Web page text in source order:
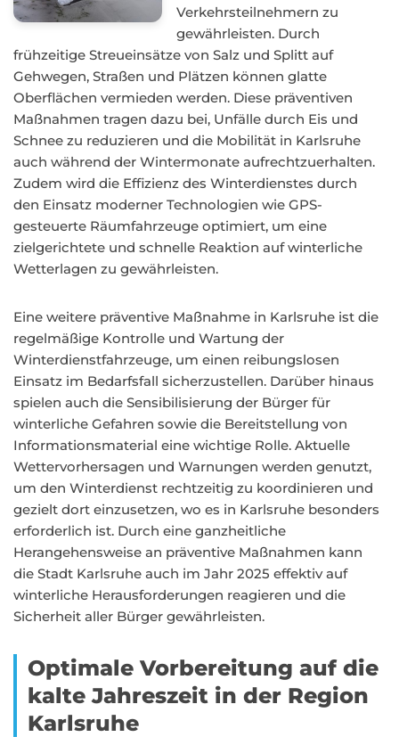
Verkehrsteilnehmern zu
gewährleisten. Durch
frühzeitige Streueinsätze von Salz und Splitt auf
Gehwegen, Straßen und Plätzen können glatte
Oberflächen vermieden werden. Diese präventiven
Maßnahmen tragen dazu bei, Unfälle durch Eis und
Schnee zu reduzieren und die Mobilität in Karlsruhe
auch während der Wintermonate aufrechtzuerhalten.
Zudem wird die Effizienz des Winterdienstes durch
den Einsatz moderner Technologien wie GPS-
gesteuerte Räumfahrzeuge optimiert, um eine
zielgerichtete und schnelle Reaktion auf winterliche
Wetterlagen zu gewährleisten.
Eine weitere präventive Maßnahme in Karlsruhe ist die
regelmäßige Kontrolle und Wartung der
Winterdienstfahrzeuge, um einen reibungslosen
Einsatz im Bedarfsfall sicherzustellen. Darüber hinaus
spielen auch die Sensibilisierung der Bürger für
winterliche Gefahren sowie die Bereitstellung von
Informationsmaterial eine wichtige Rolle. Aktuelle
Wettervorhersagen und Warnungen werden genutzt,
um den Winterdienst rechtzeitig zu koordinieren und
gezielt dort einzusetzen, wo es in Karlsruhe besonders
erforderlich ist. Durch eine ganzheitliche
Herangehensweise an präventive Maßnahmen kann
die Stadt Karlsruhe auch im Jahr 2025 effektiv auf
winterliche Herausforderungen reagieren und die
Sicherheit aller Bürger gewährleisten.
Optimale Vorbereitung auf die
kalte Jahreszeit in der Region
Karlsruhe